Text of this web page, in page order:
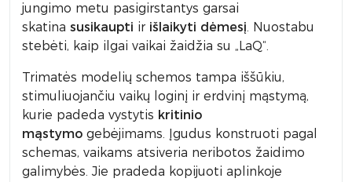
jungimo metu pasigirstantys garsai
skatina susikaupti ir išlaikyti dėmesį. Nuostabu
stebėti, kaip ilgai vaikai žaidžia su „LaQ“.
Trimatės modelių schemos tampa iššūkiu,
stimuliuojančiu vaikų loginį ir erdvinį mąstymą,
kurie padeda vystytis kritinio
mąstymo gebėjimams. Įgudus konstruoti pagal
schemas, vaikams atsiveria neribotos žaidimo
galimybės. Jie pradeda kopijuoti aplinkoje